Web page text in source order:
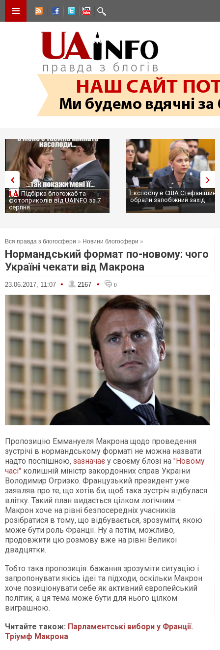
Підбірка блогожаб та
фотоприколів від UAINFO за 7
серпня
Експослу в США Стефанішиній
обрали запобіжний захід
Вся правда з блогосфери » Новини блогосфери »
Нормандський формат по-новому: чого
Україні чекати від Макрона
23.06.2017, 11:07 • 2167 • 0
Пропозицію Еммануеля Макрона щодо проведення
зустрічі в нормандському форматі не можна назвати
надто поспішною, зазначає у своєму блозі на "Новому
часі" колишній міністр закордонних справ України
Володимир Огризко. Французький президент уже
заявляв про те, що хотів би, щоб така зустріч відбулася
влітку. Такий план видається цілком логічним –
Макрон хоче на рівні безпосередніх учасників
розібратися в тому, що відбувається, зрозуміти, якою
може бути роль Франції. Ну а потім, можливо,
продовжити цю розмову вже на рівні Великої
двадцятки.
Тобто така пропозиція: бажання зрозуміти ситуацію і
запропонувати якісь ідеї та підходи, оскільки Макрон
хоче позиціонувати себе як активний європейський
політик, а ця тема може бути для нього цілком
виграшною.
Читайте також: Парламентські вибори у Франції.
Тріумф Макрона